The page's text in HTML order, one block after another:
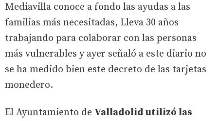
Mediavilla conoce a fondo las ayudas a las
familias más necesitadas, Lleva 30 años
trabajando para colaborar con las personas
más vulnerables y ayer señaló a este diario no
se ha medido bien este decreto de las tarjetas
monedero.
El Ayuntamiento de Valladolid utilizó las